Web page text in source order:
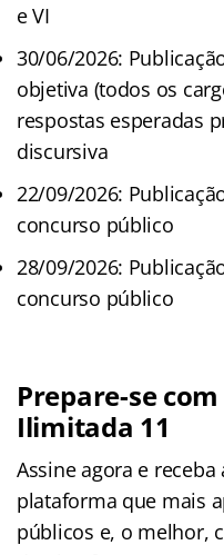
e VI
30/06/2026:
objetiva (todos os
respostas esperadas
discursiva
22/09/2026:
concurso público
28/09/2026:
concurso público
Prepare-se
Ilimitada 11
Assine agora e receba
plataforma que mais
públicos e, o melhor,